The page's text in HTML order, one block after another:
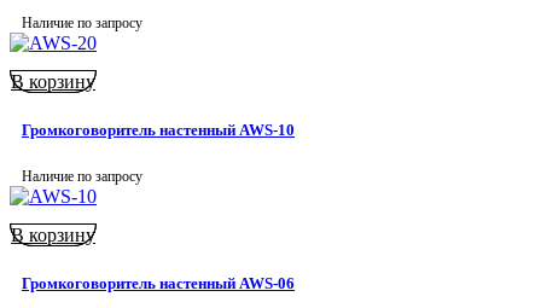
Наличие по запросу
В корзину
Громкоговоритель настенный AWS-10
Наличие по запросу
В корзину
Громкоговоритель настенный AWS-06